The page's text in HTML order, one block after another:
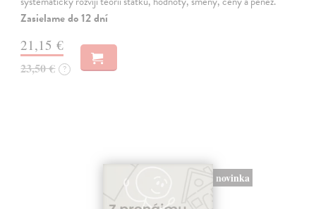
Zasielame do 12 dní
21,15 €
23,50 € ?
novinka